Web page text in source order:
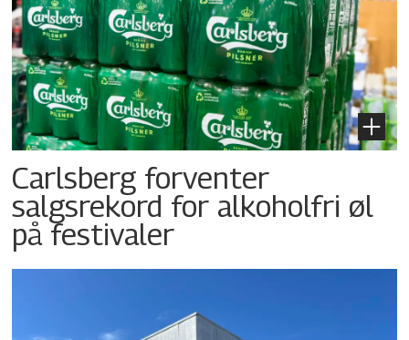
Carlsberg forventer
salgsrekord for alkoholfri øl
på festivaler